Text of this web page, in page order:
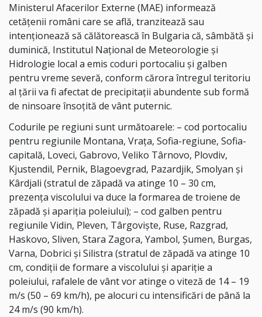
Ministerul Afacerilor Externe (MAE) informează
cetăţenii români care se află, tranzitează sau
intenţionează să călătorească în Bulgaria că, sâmbătă şi
duminică, Institutul Naţional de Meteorologie şi
Hidrologie local a emis coduri portocaliu şi galben
pentru vreme severă, conform cărora întregul teritoriu
al ţării va fi afectat de precipitaţii abundente sub formă
de ninsoare însoţită de vânt puternic.
Codurile pe regiuni sunt următoarele: – cod portocaliu
pentru regiunile Montana, Vraţa, Sofia-regiune, Sofia-
capitală, Loveci, Gabrovo, Veliko Târnovo, Plovdiv,
Kjustendil, Pernik, Blagoevgrad, Pazardjik, Smolyan şi
Kârdjali (stratul de zăpadă va atinge 10 – 30 cm,
prezenţa viscolului va duce la formarea de troiene de
zăpadă şi apariţia poleiului); – cod galben pentru
regiunile Vidin, Pleven, Târgovişte, Ruse, Razgrad,
Haskovo, Sliven, Stara Zagora, Yambol, Şumen, Burgas,
Varna, Dobrici şi Silistra (stratul de zăpadă va atinge 10
cm, condiţii de formare a viscolului şi apariţie a
poleiului, rafalele de vânt vor atinge o viteză de 14 – 19
m/s (50 – 69 km/h), pe alocuri cu intensificări de până la
24 m/s (90 km/h).